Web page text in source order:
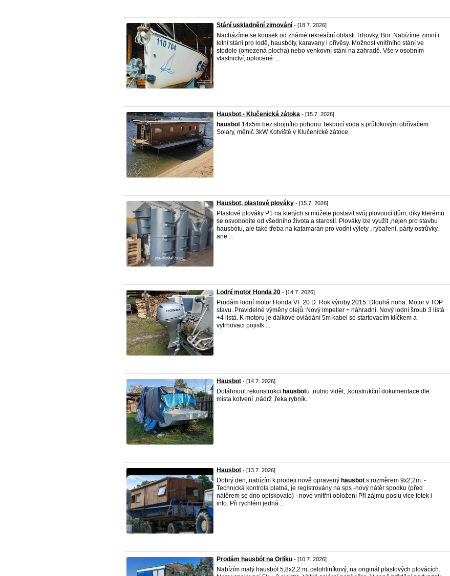
Stání uskladnění zimování - [18.7. 2026]
Nacházíme se kousek od známé rekreační oblasti Trhovky, Bor. Nabízíme zimní i
letní stání pro lodě, hausbóty, karavany i přívěsy. Možnost vnitřního stání ve
stodole (omezená plocha) nebo venkovní stání na zahradě. Vše v osobním
vlastnictví, oplocené ...
Hausbot - Klučenická zátoka - [15.7. 2026]
hausbot 14x5m bez strojního pohonu Tekoucí voda s průtokovým ohřívačem
Solary, měnič 3kW Kotviště v Klučenické zátoce
Hausbot, plastové plováky - [15.7. 2026]
Plastové plováky P1 na kterých si můžete postavit svůj plovoucí dům, díky kterému
se osvobodíte od všedního života a starostí. Plováky lze využít ,nejen pro stavbu
hausbótu, ale také třeba na katamarán pro vodní výlety , rybaření, párty ostrůvky,
ane ...
Lodní motor Honda 20 - [14.7. 2026]
Prodám lodní motor Honda VF 20 D. Rok výroby 2015. Dlouhá noha. Motor v TOP
stavu. Pravidelné výměny olejů. Nový impeller + náhradní. Nový lodní šroub 3 listá
+4 listá. K motoru je dálkové ovládání 5m kabel se startovacím klíčkem a
vytrhovaci pojistk ...
Hausbot - [14.7. 2026]
Dotáhnout rekonstrukci hausbotu ,nutno vidět, ,konstrukční dokumentace dle
místa kotvení ,nádrž ,řeka,rybník.
Hausbot - [13.7. 2026]
Dobrý den, nabízím k prodeji nově opravený hausbot s rozměrem 9x2,2m. -
Technická kontrola platná, je registrovány na sps -nový nátěr spodku (před
nátěrem se dno opiskovalo) - nové vnitřní obložení Při zájmu poslu vice fotek i
info. Při rychlém jedná ...
Prodám hausbót na Orlíku - [10.7. 2026]
Nabízím malý hausbót 5,8x2,2 m, celohliníkový, na originál plastových plovácích.